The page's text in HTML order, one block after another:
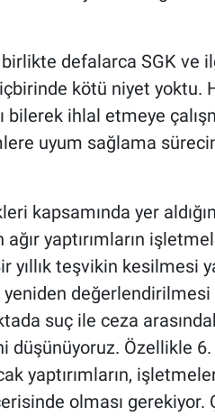
defalarca SGK ve
kötü niyet
bilerek ihlal etmeye
uyum sağlama
kapsamında yer
yaptırımların
yıllık teşvikin
suç ile ceza
Özellikle
yaptırımların,
olması gerekiyor.